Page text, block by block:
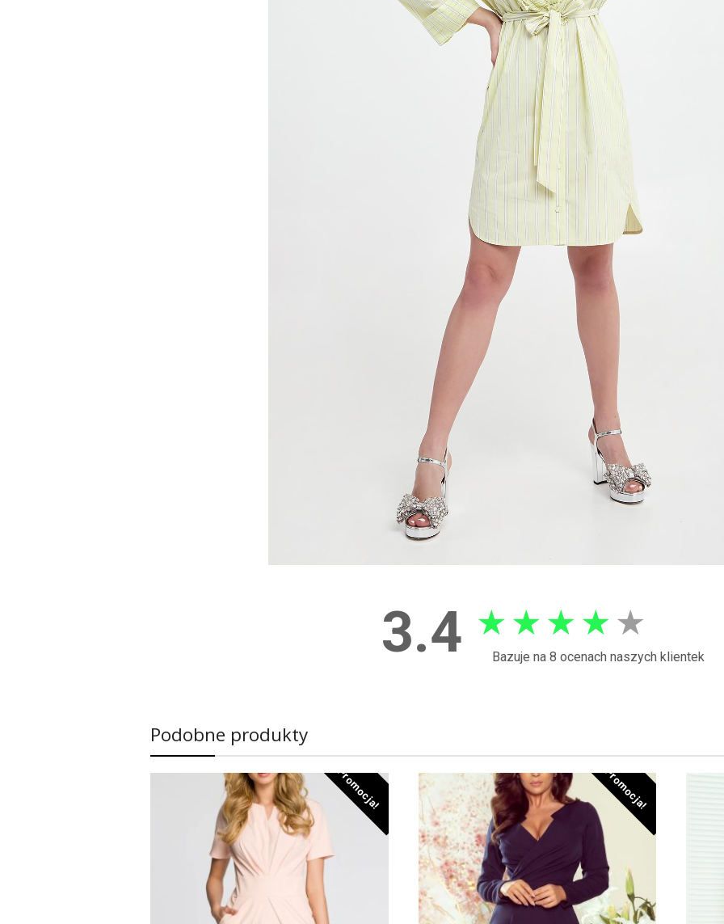
3.4 ★ ★ ★ ★ ★
Bazuje na 8 ocenach naszych klientek
Podobne produkty
Promocja! Promocja!